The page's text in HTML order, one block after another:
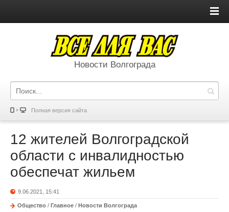
Новости Волгограда
Полная версия сайта
12 жителей Волгоградской
области с инвалидностью
обеспечат жильем
9.06.2021, 15:41
Общество / Главное / Новости Волгограда